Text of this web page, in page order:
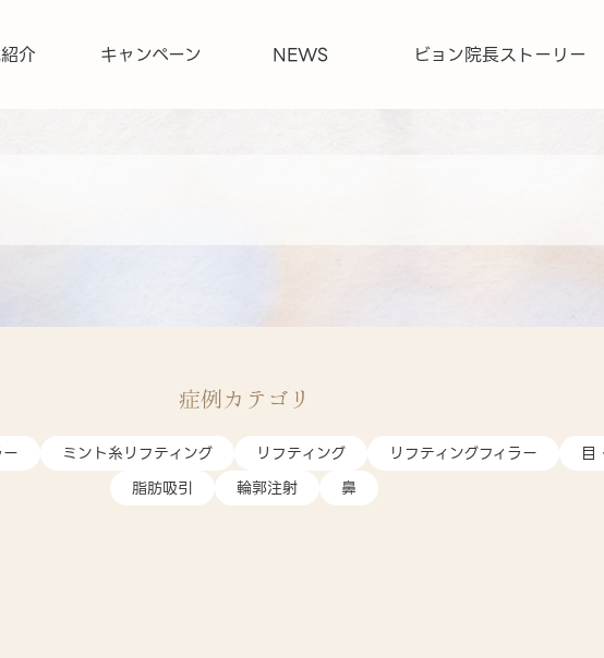
介 キャンペーン NEWS ビョン院長ストーリー
症例カテゴリ
ミント糸リフティング リフティング リフティングフィラー 目
脂肪吸引
輪郭注射 鼻